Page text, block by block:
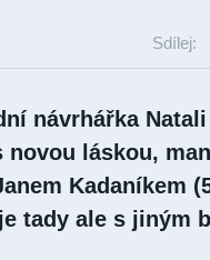
Sdílej:
návrhářka Natali
láskou,
Kadaníkem
tady ale s jiným